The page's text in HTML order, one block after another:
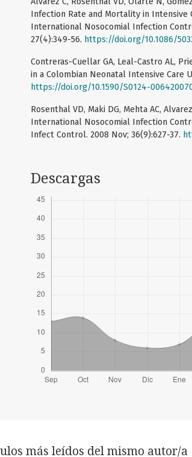
Infection Rate and Mortality in Intensive
International Nosocomial Infection
27(4):349-56. https://doi.org/10.1086/
Contreras-Cuellar GA, Leal-Castro AL,
in a Colombian Neonatal Intensive Care
https://doi.org/10.1590/S0124-
Rosenthal VD, Maki DG, Mehta AC,
International Nosocomial Infection
Infect Control. 2008 Nov; 36(9):627-37.
Descargas
más leídos del mismo autor/a